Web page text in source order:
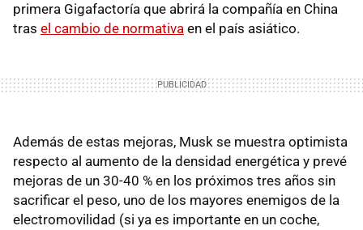
primera Gigafactoría que abrirá la compañía en China
tras el cambio de normativa en el país asiático.
Además de estas mejoras, Musk se muestra optimista
respecto al aumento de la densidad energética y prevé
mejoras de un 30-40 % en los próximos tres años sin
sacrificar el peso, uno de los mayores enemigos de la
electromovilidad (si ya es importante en un coche,